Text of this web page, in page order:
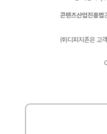
콘텐츠산업진흥법
㈜디피지존은 고